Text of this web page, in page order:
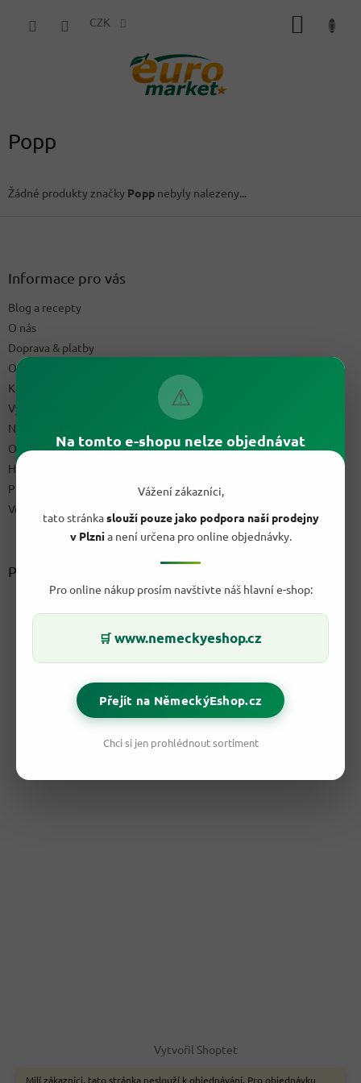
⚠
Na tomto e-shopu nelze objednávat
Vážení zákazníci,
tato stránkaslouží pouze jako podpora naší prodejny
v Plznia není určena pro online objednávky.
Pro online nákup prosím navštivte náš hlavní e-shop:
🛒 www.nemeckyeshop.cz
Přejít na NěmeckýEshop.cz
Chci si jen prohlédnout sortiment
Milí zákazníci, tato stránka neslouží k objednávání. Pro objednávku
CZK
Popp
Žádné produkty značky Popp nebyly nalezeny...
Informace pro vás
Blog a recepty
O nás
Doprava & platby
Obchodní podmínky
Kontakty
Výdejní místo
Napište nám
Ochrana osobních údajů GDPR
Hodnocení obchodu
Podmínky uplatnění práv z vadného plnění a reklamační řád
Velkoobchod
Přijímáme online platby
Vytvořil Shoptet